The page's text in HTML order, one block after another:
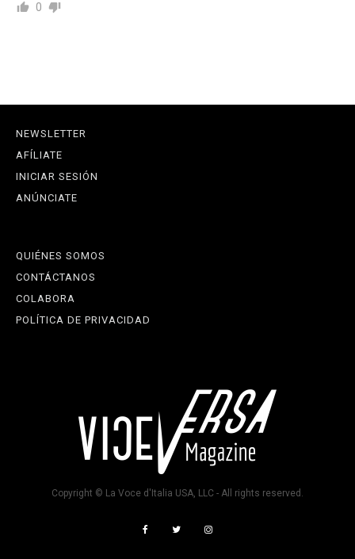
0
NEWSLETTER
AFÍLIATE
INICIAR SESIÓN
ANÚNCIATE
QUIÉNES SOMOS
CONTÁCTANOS
COLABORA
POLÍTICA DE PRIVACIDAD
Copyright © La Voce d'Italia USA, LLC - All rights reserved.